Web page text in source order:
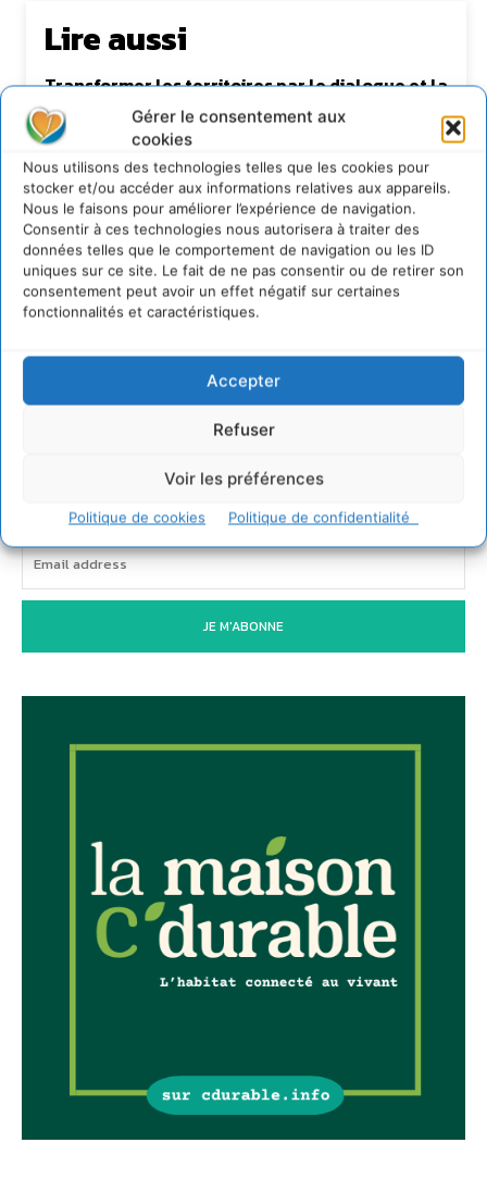
Gérer le consentement aux
cookies
Nous utilisons des technologies telles que les cookies pour
stocker et/ou accéder aux informations relatives aux appareils.
Nous le faisons pour améliorer l’expérience de navigation.
Consentir à ces technologies nous autorisera à traiter des
données telles que le comportement de navigation ou les ID
uniques sur ce site. Le fait de ne pas consentir ou de retirer son
consentement peut avoir un effet négatif sur certaines
fonctionnalités et caractéristiques.
Accepter
Refuser
Voir les préférences
Politique de cookies Politique de confidentialité
Lire aussi
Transformer les territoires par le dialogue et la
coopération avec un Commun
d’Accompagnement des Transitions
7 août 2026
Soutenir un pastoralisme durable en faveur de
socio-écosystèmes résilients
6 août 2026
S’inspirer de l’arbre pour un modèle
économique régénératif du vivant …
5 août 2026
entreprises à devenir des alliées du vivant
Newsletter
JE M'ABONNE